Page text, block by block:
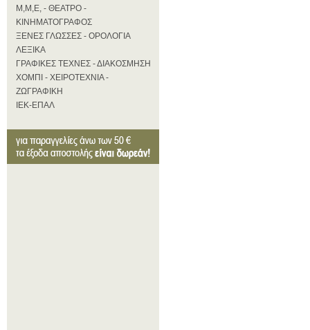
Μ,Μ,Ε, - ΘΕΑΤΡΟ -
ΚΙΝΗΜΑΤΟΓΡΑΦΟΣ
ΞΕΝΕΣ ΓΛΩΣΣΕΣ - ΟΡΟΛΟΓΙΑ
ΛΕΞΙΚΑ
ΓΡΑΦΙΚΕΣ ΤΕΧΝΕΣ - ΔΙΑΚΟΣΜΗΣΗ
ΧΟΜΠΙ - ΧΕΙΡΟΤΕΧΝΙΑ -
ΖΩΓΡΑΦΙΚΗ
ΙΕΚ-ΕΠΑΛ